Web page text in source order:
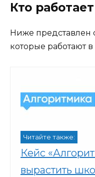
Кто
Ниже представлен
которые работают в
Читайте также:
Кейс
вырастить